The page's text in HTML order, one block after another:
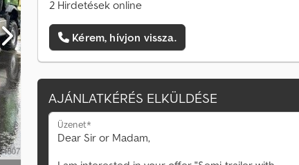
2 Hirdetések online
Kérem, hívjon vissza.
AJÁNLATKÉRÉS ELKÜLDÉSE
Üzenet*